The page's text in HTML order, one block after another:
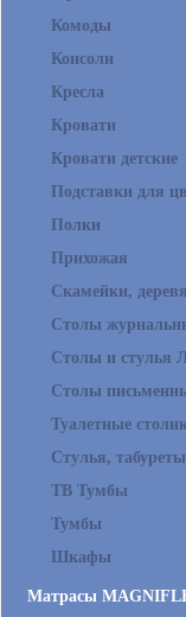
Комоды
Консоли
Кресла
Кровати
Кровати детские
Подставки для
Полки
Прихожая
Скамейки,
Столы
Столы и стулья
Столы
Туалетные
Стулья, табуреты
ТВ Тумбы
Тумбы
Шкафы
Матрасы